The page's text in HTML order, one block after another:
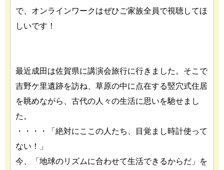
で、オンラインワークはぜひご家族全員で視聴してほ
しいです！
最近成田は佐賀県に講演会旅行に行きました。そこで
吉野ケ里遺跡を訪ね、草原の中に点在する竪穴式住居
を眺めながら、古代の人々の生活に思いを馳せまし
た。
・・・・「絶対にここの人たち、目覚まし時計使って
ない！」
今、「地球のリズムに合わせて生活できるからだ」を